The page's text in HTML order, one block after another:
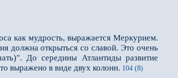
как мудрость, выражается Меркурием.
должна открыться со славой. Это очень
До середины Атлантиды развитие
выражено в виде двух колонн. 104 (8)